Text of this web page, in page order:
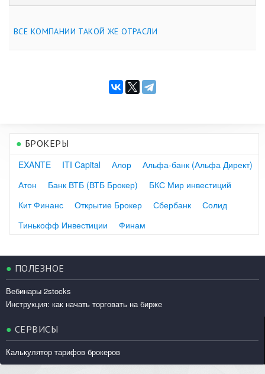
ВСЕ КОМПАНИИ ТАКОЙ ЖЕ ОТРАСЛИ
● БРОКЕРЫ
EXANTE
ITI Capital Алор
Альфа-банк (Альфа Директ)
Атон
Банк ВТБ (ВТБ Брокер)
БКС Мир инвестиций
Кит Финанс
Открытие Брокер Сбербанк
Солид
Тинькофф Инвестиции
Финам
● ПОЛЕЗНОЕ
Вебинары 2stocks
Инструкция: как начать торговать на бирже
● СЕРВИСЫ
Калькулятор тарифов брокеров